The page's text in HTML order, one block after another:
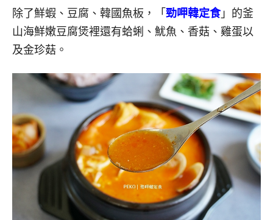
除了鮮蝦、豆腐、韓國魚板，「 勁呷韓定食」的釜
山海鮮嫩豆腐煲裡還有蛤蜊、魷魚、香菇、雞蛋以
及金珍菇。